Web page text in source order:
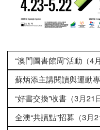
“澳門圖書館周”活動（4
蘇炳添主講閱讀與運動
“好書交換”收書（3月21
全澳“共讀點”招募（3月